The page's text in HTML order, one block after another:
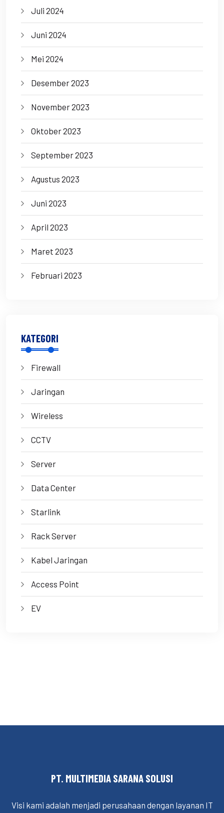
Juli 2024
Juni 2024
Mei 2024
Desember 2023
November 2023
Oktober 2023
September 2023
Agustus 2023
Juni 2023
April 2023
Maret 2023
Februari 2023
KATEGORI
Firewall
Jaringan
Wireless
CCTV
Server
Data Center
Starlink
Rack Server
Kabel Jaringan
Access Point
EV
PT. MULTIMEDIA SARANA SOLUSI
Visi kami adalah menjadi perusahaan dengan layanan IT